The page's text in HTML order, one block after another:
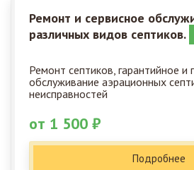
Ремонт и сервисное
различных видов септиков.
Ремонт септиков, гарантийное и
обслуживание аэрационных
неисправностей
от 1 500 ₽
Подробнее